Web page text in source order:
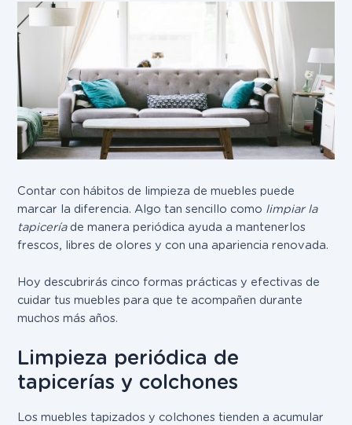
Contar con hábitos de limpieza de muebles puede
marcar la diferencia. Algo tan sencillo como limpiar la
tapiceríade manera periódica ayuda a mantenerlos
frescos, libres de olores y con una apariencia renovada.
Hoy descubrirás cinco formas prácticas y efectivas de
cuidar tus muebles para que te acompañen durante
muchos más años.
Limpieza periódica de
tapicerías y colchones
Los muebles tapizados y colchones tienden a acumular